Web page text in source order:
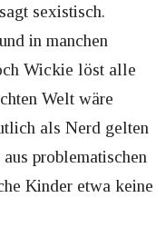
sexistisch.
in manchen
Wickie löst alle
Welt wäre
als Nerd gelten
problematischen
Kinder etwa keine